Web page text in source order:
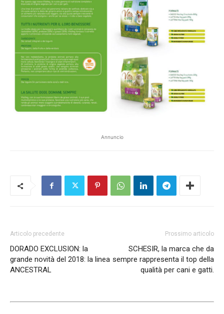
Annuncio
Articolo precedente
DORADO EXCLUSION: la
grande novità del 2018: la linea
ANCESTRAL
Prossimo articolo
SCHESIR, la marca che da
sempre rappresenta il top della
qualità per cani e gatti.